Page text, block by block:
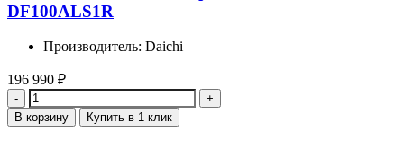
DF100ALS1R
Производитель: Daichi
196 990 ₽
Количество
В корзину Купить в 1 клик